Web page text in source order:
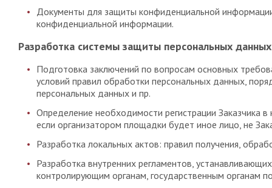
Документы для защиты конфиденциальной
конфиденциальной информации.
Разработка системы защиты персональных данных
Подготовка заключений по вопросам основных
условий правил обработки персональных данных,
персональных данных и пр.
Определение необходимости регистрации Заказчика
если организатором площадки будет иное лицо, не
Разработка локальных актов: правил получения,
Разработка внутренних регламентов,
контролирующим органам, государственным органам